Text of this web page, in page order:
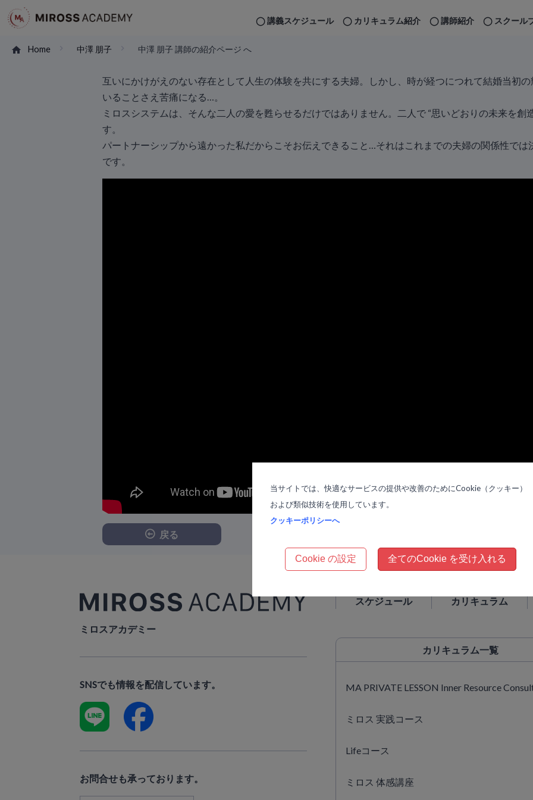
スクール
講師紹介
カリキュラム紹介
講義スケジュール
Home 中澤 朋子 中澤 朋子 講師の紹介ページ へ
互いにかけがえのない存在として人生の体験を共にする夫婦。しかし、時が経つにつれて結婚当初
いることさえ苦痛になる…。
ミロスシステムは、そんな二人の愛を甦らせるだけではありません。二人で “思いどおりの未来を創
す。
パートナーシップから遠かった私だからこそお伝えできること…それはこれまでの夫婦の関係性で
です。
戻る
ミロスアカデミー
スケジュール カリキュラム
カリキュラム一覧
MA PRIVATE LESSON Inner Resource
ミロス 実践コース
Lifeコース
ミロス 体感講座
SNSでも情報を配信しています。
お問合せも承っております。
当サイトでは、快適なサービスの提供や改善のためにCookie（クッキー）
および類似技術を使用しています。
クッキーポリシーへ
Cookie の設定 全てのCookie を受け入れる